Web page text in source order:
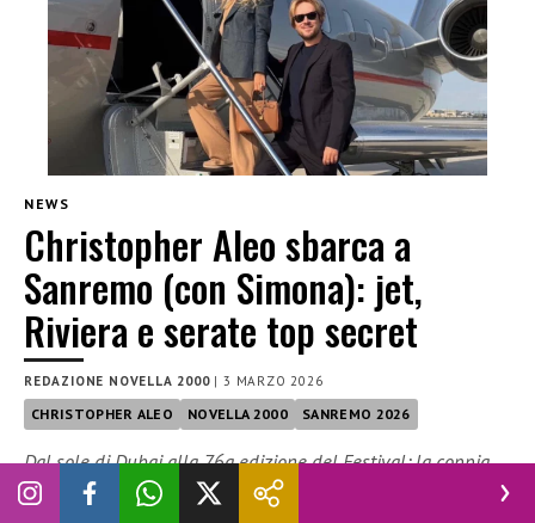
NEWS
Christopher Aleo sbarca a
Sanremo (con Simona): jet,
Riviera e serate top secret
REDAZIONE NOVELLA 2000|3 MARZO 2026
CHRISTOPHER ALEO NOVELLA 2000 SANREMO 2026
Dal sole di Dubai alla 76a edizione del Festival: la coppia
più glamour tra finanza e moda arriva in Riviera